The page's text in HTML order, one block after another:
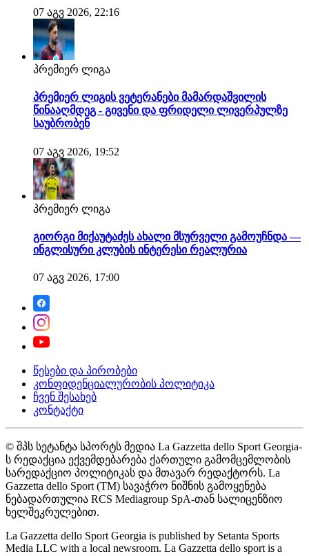
07 აგვ 2026, 22:16
პრემიერ ლიგა
პრემიერ ლიგის ვეტერანები მამარდაშვილის
წინააღმდეგ - გივენი და ფრიდელი ლივერპულზე
საუბრობენ
07 აგვ 2026, 19:52
პრემიერ ლიგა
გიორგი მიქაუტაძეს ახალი მსურველი გამოუჩნდა —
ინგლისური კლუბის ინტერესი რეალურია
07 აგვ 2026, 17:00
წესები და პირობები
კონფიდენციალურობის პოლიტიკა
ჩვენ შესახებ
კონტაქტი
© შპს სეტანტა სპორტს მედია La Gazzetta dello Sport Georgia-
ს რედაქცია ექვემდებარება ქართული გამომცემლობის
სარედაქციო პოლიტიკას და მთავარ რედაქტორს. La
Gazzetta dello Sport (TM) სავაჭრო ნიშნის გამოყენება
ნებადართულია RCS Mediagroup SpA-თან სალიცენზიო
ხელშეკრულებით.
La Gazzetta dello Sport Georgia is published by Setanta Sports
Media LLC with a local newsroom. La Gazzetta dello sport is a